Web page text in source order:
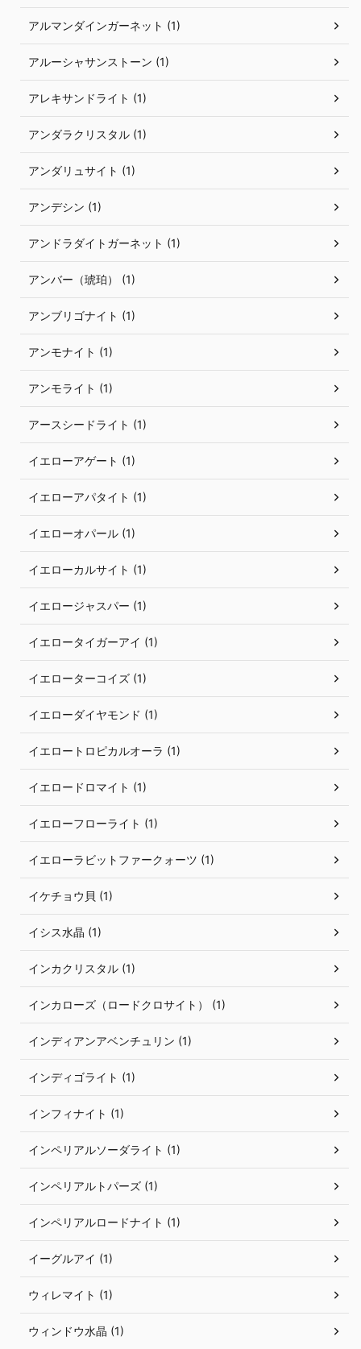
アルマンダインガーネット (1)
アルーシャサンストーン (1)
アレキサンドライト (1)
アンダラクリスタル (1)
アンダリュサイト (1)
アンデシン (1)
アンドラダイトガーネット (1)
アンバー（琥珀） (1)
アンブリゴナイト (1)
アンモナイト (1)
アンモライト (1)
アースシードライト (1)
イエローアゲート (1)
イエローアパタイト (1)
イエローオパール (1)
イエローカルサイト (1)
イエロージャスパー (1)
イエロータイガーアイ (1)
イエローターコイズ (1)
イエローダイヤモンド (1)
イエロートロピカルオーラ (1)
イエロードロマイト (1)
イエローフローライト (1)
イエローラビットファークォーツ (1)
イケチョウ貝 (1)
イシス水晶 (1)
インカクリスタル (1)
インカローズ（ロードクロサイト） (1)
インディアンアベンチュリン (1)
インディゴライト (1)
インフィナイト (1)
インペリアルソーダライト (1)
インペリアルトパーズ (1)
インペリアルロードナイト (1)
イーグルアイ (1)
ウィレマイト (1)
ウィンドウ水晶 (1)